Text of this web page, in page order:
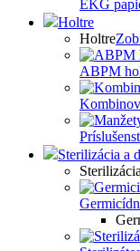
EKG
Holtre
Holtre
ABPM
Sterilizácia a